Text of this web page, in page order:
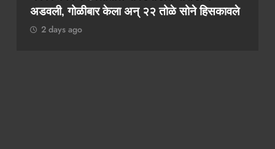
कथित लाच मागणी प्रकरणी तलाठी आश्विनी कोकाटे
दुसऱ्यांदा एसीबीच्या जाळ्यात